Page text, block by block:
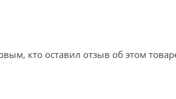
кто оставил отзыв об этом